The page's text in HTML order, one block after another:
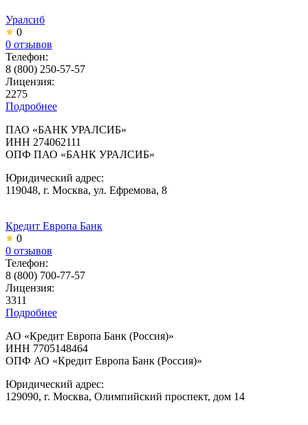
Уралсиб
0
0 отзывов
Телефон:
8 (800) 250-57-57
Лицензия:
2275
Подробнее
ПАО «БАНК УРАЛСИБ»
ИНН 274062111
ОПФ ПАО «БАНК УРАЛСИБ»
Юридический адрес:
119048, г. Москва, ул. Ефремова, 8
Кредит Европа Банк
0
0 отзывов
Телефон:
8 (800) 700-77-57
Лицензия:
3311
Подробнее
АО «Кредит Европа Банк (Россия)»
ИНН 7705148464
ОПФ АО «Кредит Европа Банк (Россия)»
Юридический адрес:
129090, г. Москва, Олимпийский проспект, дом 14